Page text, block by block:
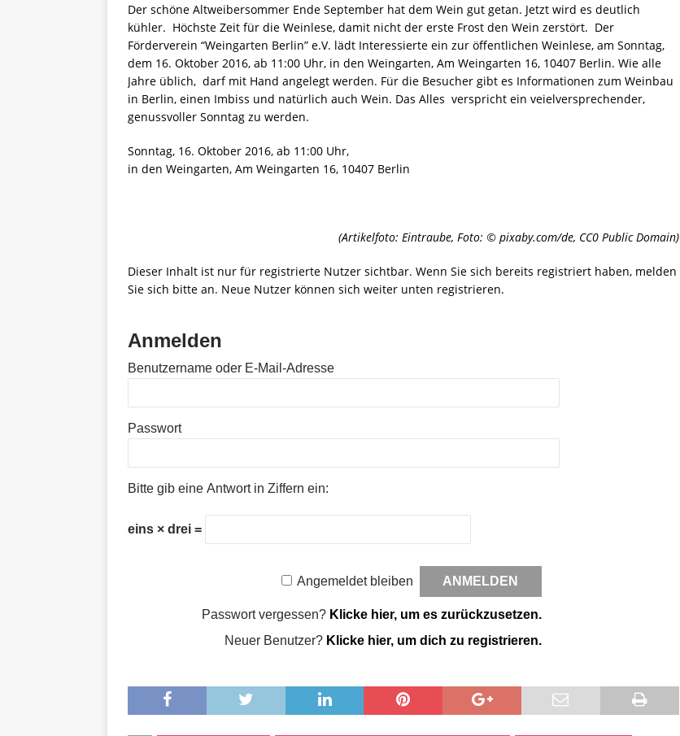
Der schöne Altweibersommer Ende September hat dem Wein gut getan. Jetzt wird es deutlich
kühler. Höchste Zeit für die Weinlese, damit nicht der erste Frost den Wein zerstört. Der
Förderverein “Weingarten Berlin” e.V. lädt Interessierte ein zur öffentlichen Weinlese, am Sonntag,
dem 16. Oktober 2016, ab 11:00 Uhr, in den Weingarten, Am Weingarten 16, 10407 Berlin. Wie alle
Jahre üblich, darf mit Hand angelegt werden. Für die Besucher gibt es Informationen zum Weinbau
in Berlin, einen Imbiss und natürlich auch Wein. Das Alles verspricht ein veielversprechender,
genussvoller Sonntag zu werden.
Sonntag, 16. Oktober 2016, ab 11:00 Uhr,
in den Weingarten, Am Weingarten 16, 10407 Berlin
(Artikelfoto: Eintraube, Foto: © pixaby.com/de, CC0 Public Domain)
Dieser Inhalt ist nur für registrierte Nutzer sichtbar. Wenn Sie sich bereits registriert haben, melden
Sie sich bitte an. Neue Nutzer können sich weiter unten registrieren.
Anmelden
Benutzername oder E-Mail-Adresse
Passwort
Bitte gib eine Antwort in Ziffern ein:
eins × drei =
Angemeldet bleiben
Passwort vergessen? Klicke hier, um es zurückzusetzen.
Neuer Benutzer? Klicke hier, um dich zu registrieren.